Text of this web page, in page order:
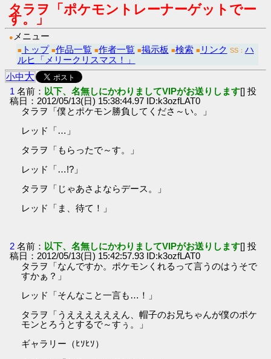
タラヲ「ポケモントレーナーゲットでー
す。」
● メニュー
■ トップ ■作品一覧 ■作者一覧 ■掲示板 ■検索 ■ リンク SS： ハ
ルヒ「メリークリスマス！」
小中大
1 名前： 以下、名無しにかわりましてVIPがお送りします[] 投
稿日：2012/05/13(日) 15:38:44.97 ID:k3ozfLAT0
タラヲ「僕とポケモン勝負してくださ～い。」
レッド「…」
タラヲ「もらったで～す。」
レッド「…!?」
タラヲ「じゃあさよならデース。」
レッド「ま、待て！」
2 名前： 以下、名無しにかわりましてVIPがお送りします[] 投
稿日：2012/05/13(日) 15:42:57.93 ID:k3ozfLAT0
タラヲ「なんですか。ポケモンくれるって言うのはうそで
すかぁ？」
レッド「そんなこと一言も…！」
タラヲ「うええええええん、帽子のお兄ちゃんが僕のポケ
モンとろうとするで～すぅ。」
ギャラリー（ﾋｿﾋｿ）